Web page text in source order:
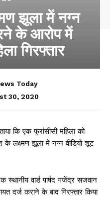
झूला में नग्न
के आरोप में
गिरफ्तार
Today
30, 2020
कि एक फ्रांसीसी महिला को
लक्ष्मण झूला में नग्न वीडियो शूट
स्थानीय वार्ड पार्षद गजेंद्र सजवान
दर्ज कराने के बाद गिरफ्तार किया